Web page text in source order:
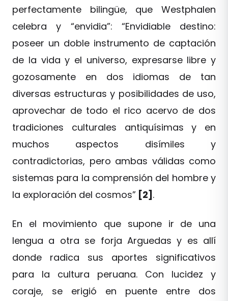
perfectamente bilingüe, que Westphalen
celebra y “envidia”: “Envidiable destino:
poseer un doble instrumento de captación
de la vida y el universo, expresarse libre y
gozosamente en dos idiomas de tan
diversas estructuras y posibilidades de uso,
aprovechar de todo el rico acervo de dos
tradiciones culturales antiquísimas y en
muchos aspectos disímiles y
contradictorias, pero ambas válidas como
sistemas para la comprensión del hombre y
la exploración del cosmos” [2] .
En el movimiento que supone ir de una
lengua a otra se forja Arguedas y es allí
donde radica sus aportes significativos
para la cultura peruana. Con lucidez y
coraje, se erigió en puente entre dos